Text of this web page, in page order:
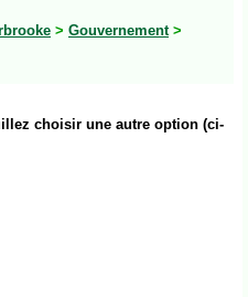
> Gouvernement>
choisir une autre option (ci-